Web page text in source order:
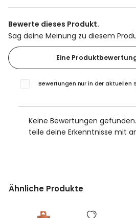
Bewerte dieses Produkt.
Sag deine Meinung zu diesem
Eine
Bewertungen nur in der aktuellen
Keine Bewertungen
teile deine Erkenntnisse mit
Ähnliche Produkte